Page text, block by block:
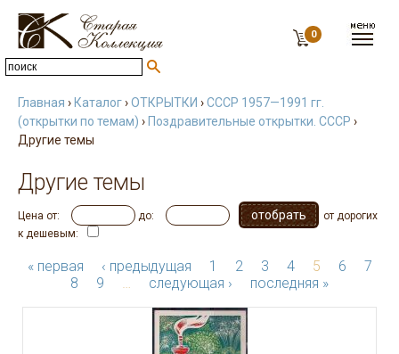
0
Главная › Каталог›ОТКРЫТКИ ›СССР 1957—1991 гг.
(открытки по темам) › Поздравительные открытки. СССР ›
Другие темы
Другие темы
Цена от: до:
от дорогих
к дешевым:
« первая ‹ предыдущая 1 2 3 4 5 6
7
8
9 … следующая › последняя »